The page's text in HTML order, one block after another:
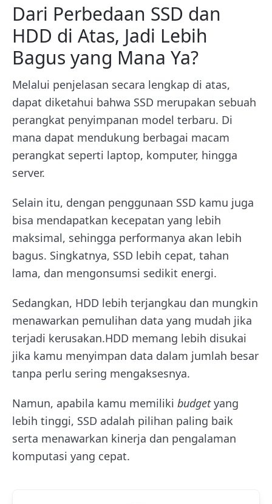
Dari Perbedaan SSD dan
HDD di Atas, Jadi Lebih
Bagus yang Mana Ya?
Melalui penjelasan secara lengkap di atas,
dapat diketahui bahwa SSD merupakan sebuah
perangkat penyimpanan model terbaru. Di
mana dapat mendukung berbagai macam
perangkat seperti laptop, komputer, hingga
server.
Selain itu, dengan penggunaan SSD kamu juga
bisa mendapatkan kecepatan yang lebih
maksimal, sehingga performanya akan lebih
bagus. Singkatnya, SSD lebih cepat, tahan
lama, dan mengonsumsi sedikit energi.
Sedangkan, HDD lebih terjangkau dan mungkin
menawarkan pemulihan data yang mudah jika
terjadi kerusakan.HDD memang lebih disukai
jika kamu menyimpan data dalam jumlah besar
tanpa perlu sering mengaksesnya.
Namun, apabila kamu memiliki budgetyang
lebih tinggi, SSD adalah pilihan paling baik
serta menawarkan kinerja dan pengalaman
komputasi yang cepat.